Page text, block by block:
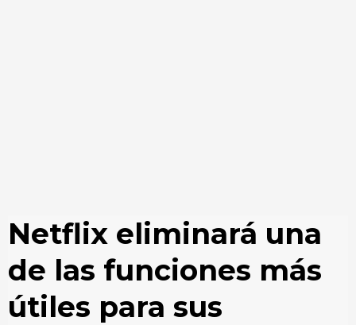
Netflix eliminará una
de las funciones más
útiles para sus